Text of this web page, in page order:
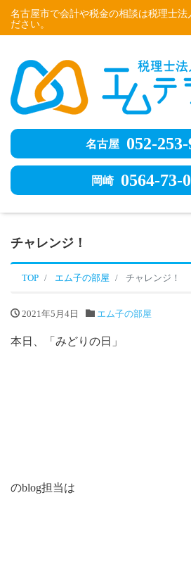
名古屋市で会計や税金の相談は税理士法
ださい。
名古屋 052-
岡崎 0564-73-
チャレンジ！
TOP エム子の部屋 チャレンジ！
2021年5月4日 エム子の部屋
本日、「みどりの日」
のblog担当は